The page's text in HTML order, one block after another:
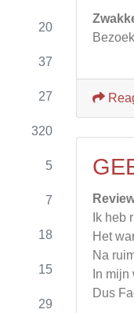
20
37
27
320
5
7
18
15
29
Ik heb
Het
Na
In
Dus